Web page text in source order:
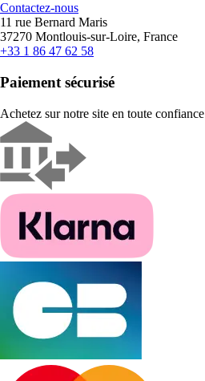
Contactez-nous
11 rue Bernard Maris
37270 Montlouis-sur-Loire, France
+33 1 86 47 62 58
Paiement sécurisé
Achetez sur notre site en toute confiance